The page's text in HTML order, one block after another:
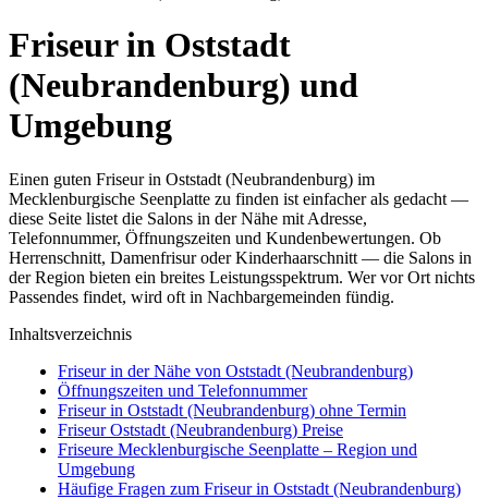
Friseur in Oststadt
(Neubrandenburg) und
Umgebung
Einen guten Friseur in Oststadt (Neubrandenburg) im
Mecklenburgische Seenplatte zu finden ist einfacher als gedacht —
diese Seite listet die Salons in der Nähe mit Adresse,
Telefonnummer, Öffnungszeiten und Kundenbewertungen. Ob
Herrenschnitt, Damenfrisur oder Kinderhaarschnitt — die Salons in
der Region bieten ein breites Leistungsspektrum. Wer vor Ort nichts
Passendes findet, wird oft in Nachbargemeinden fündig.
Inhaltsverzeichnis
Friseur in der Nähe von Oststadt (Neubrandenburg)
Öffnungszeiten und Telefonnummer
Friseur in Oststadt (Neubrandenburg) ohne Termin
Friseur Oststadt (Neubrandenburg) Preise
Friseure Mecklenburgische Seenplatte – Region und
Umgebung
Häufige Fragen zum Friseur in Oststadt (Neubrandenburg)